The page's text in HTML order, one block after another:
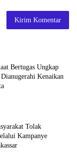
Bertugas Ungkap
Kenaikan
Tolak
Kampanye